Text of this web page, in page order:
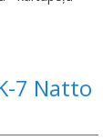
7 Natto